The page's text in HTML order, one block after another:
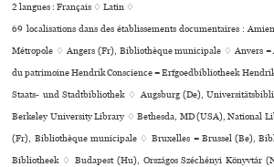
2 langues :Français ♢Latin ♢
69 localisations dans des établissements documentaires :
Métropole ♢ Angers (Fr), Bibliothèque muni­ci­pale ♢ Anvers =
du patrimoine Hendrik Conscience = Erfgoedbibliotheek
Staats- und Stadtbibliothek ♢ Augsburg (De),
Berkeley University Library ♢ Bethesda, MD (USA), National
(Fr), Bibliothèque muni­ci­pale ♢ Bruxelles = Brussel (Be),
Bibliotheek ♢ Budapest (Hu), Országos Széchényi Könyvtár